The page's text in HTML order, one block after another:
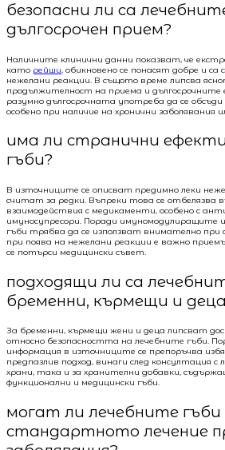
безопасни ли са
дългосрочен прием?
Наличните клинични данни показват, че
като рейши, обикновено се понасят добре и са
нежелани реакции. В същото време липсва
продължителност на приема и
разумно дългосрочната употреба да се обсъди
особено при наличие на хронични заболявания
има ли странични
гъби?
В източниците се описват предимно леки
считат за редки. Въпреки това се отбелязва
взаимодействия с медикаменти, особено с
имуносупресори. Поради имуномодулиращите
гъби трябва да се използват внимателно при
при поява на нежелани реакции е важно
се потърси медицински съвет.
подходящи ли са
бременни, кърмещи и
За бременни, кърмещи жени и деца липсват
относно безопасността на лечебните гъби.
информация в източниците се препоръчва
предпазлив подход, винаги след консултация с
храни, така и за хранителни добавки,
функционални и медицински гъби.
могат ли лечебните
стандартното лечение